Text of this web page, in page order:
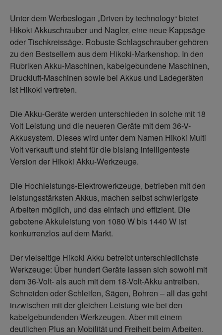
Unter dem Werbeslogan „Driven by technology“ bietet
Hikoki Akkuschrauber und Nagler, eine neue Kappsäge
oder Tischkreissäge. Robuste Schlagschrauber gehören
zu den Bestsellern aus dem Hikoki-Markenshop. In den
Rubriken Akku-Maschinen, kabelgebundene Maschinen,
Druckluft-Maschinen sowie bei Akkus und Ladegeräten
ist Hikoki vertreten.
Die Akku-Geräte werden unterschieden in solche mit 18
Volt Leistung und die neueren Geräte mit dem 36-V-
Akkusystem. Dieses wird unter dem Namen Hikoki Multi
Volt verkauft und steht für die bislang intelligenteste
Version der Hikoki Akku-Werkzeuge.
Die Hochleistungs-Elektrowerkzeuge, betrieben mit den
leistungsstärksten Akkus, machen selbst schwierigste
Arbeiten möglich, und das einfach und effizient. Die
gebotene Akkuleistung von 1080 W bis 1440 W ist
konkurrenzlos auf dem Markt.
Der vielseitige Hikoki Akku betreibt unterschiedlichste
Werkzeuge: Über hundert Geräte lassen sich sowohl mit
dem 36-Volt- als auch mit dem 18-Volt-Akku antreiben.
Schneiden oder Schleifen, Sägen, Bohren – all das geht
inzwischen mit der gleichen Leistung wie bei den
kabelgebundenden Werkzeugen. Aber mit einem
deutlichen Plus an Mobilität und Freiheit beim Arbeiten.